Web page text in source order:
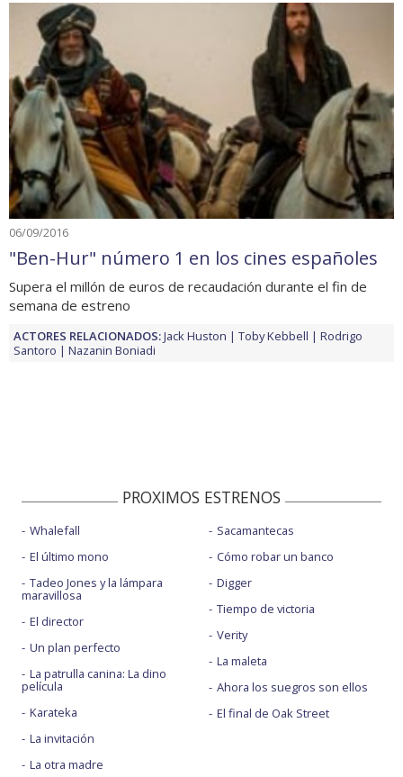
06/09/2016
"Ben-Hur" número 1 en los cines españoles
Supera el millón de euros de recaudación durante el fin de
semana de estreno
ACTORES RELACIONADOS:Jack Huston Toby Kebbell
Rodrigo
Santoro
Nazanin Boniadi
PROXIMOS ESTRENOS
Whalefall
El último mono
Tadeo Jones y la lámpara
maravillosa
El director
Un plan perfecto
La patrulla canina: La dino
película
Karateka
La invitación
La otra madre
Sacamantecas
Cómo robar un banco
Digger
Tiempo de victoria
Verity
La maleta
Ahora los suegros son ellos
El final de Oak Street